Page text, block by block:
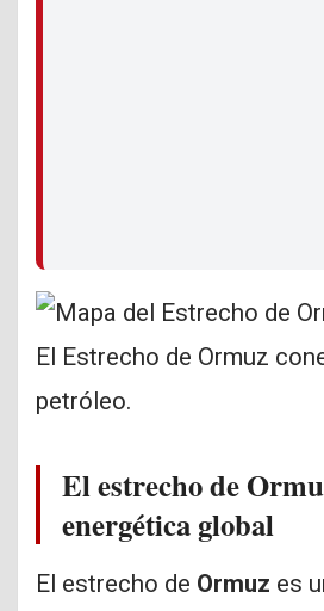
El Estrecho de Ormuz
petróleo.
El estrecho de
energética global
El estrecho de Ormuz es